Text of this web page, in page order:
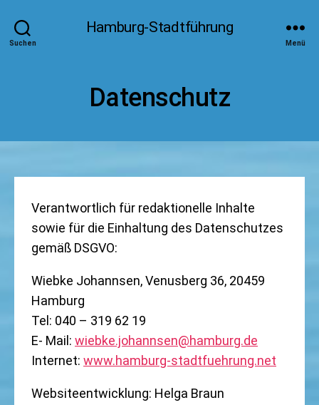
Suchen
Hamburg-Stadtführung
Menü
Datenschutz
Verantwortlich für redaktionelle Inhalte
sowie für die Einhaltung des Datenschutzes
gemäß DSGVO:
Wiebke Johannsen, Venusberg 36, 20459
Hamburg
Tel: 040 – 319 62 19
E- Mail: wiebke.johannsen@hamburg.de
Internet: www.hamburg-stadtfuehrung.net
Websiteentwicklung: Helga Braun